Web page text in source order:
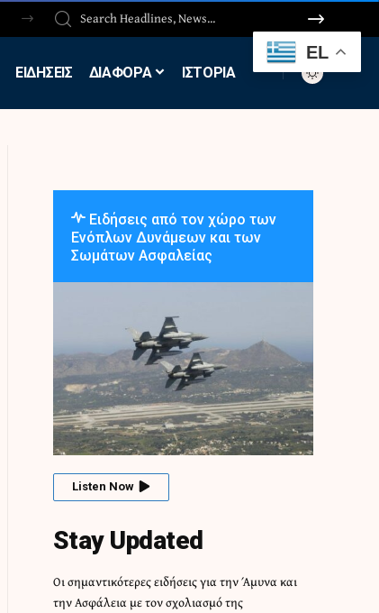
ΕΙΔΗΣΕΙΣ ΔΙΑΦΟΡΑ ΙΣΤΟΡΙΑ
Ειδήσεις από τον χώρο των
Ενόπλων Δυνάμεων και των
Σωμάτων Ασφαλείας
Listen Now
Stay Updated
Οι σημαντικότερες ειδήσεις για την Άμυνα και
την Ασφάλεια με τον σχολιασμό της
EL